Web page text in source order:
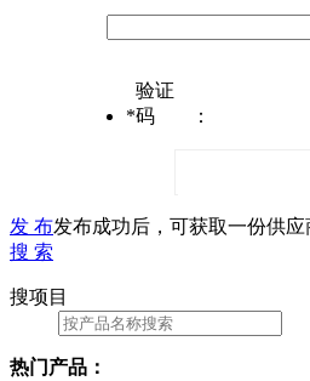
*
验证
码
：
发 布发布成功后，可获取一份供
搜 索
搜项目
热门产品：